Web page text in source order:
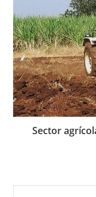
Sector